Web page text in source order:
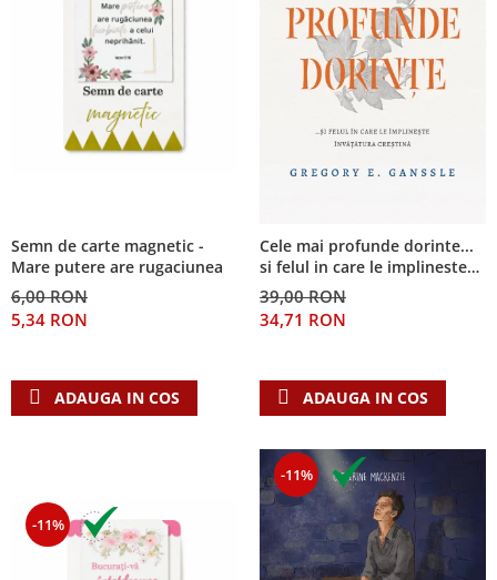
Semn de carte magnetic -
Mare putere are rugaciunea
6,00 RON
5,34 RON
ADAUGA IN COS
Cele mai profunde dorinte...
si felul in care le implineste
invatatura crestina
39,00 RON
34,71 RON
ADAUGA IN COS
-11%
-11%